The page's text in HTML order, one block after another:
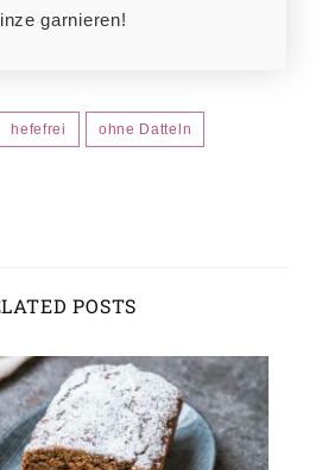
garnieren!
hefefrei ohne Datteln
POSTS